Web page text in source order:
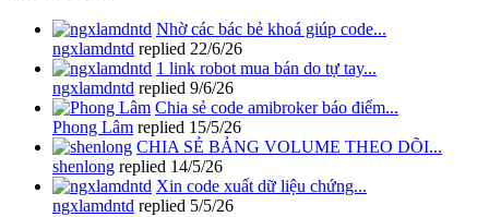
Nhờ các bác bẻ khoá giúp code...
ngxlamdntd replied 22/6/26
1 link robot mua bán do tự tay...
ngxlamdntd replied 9/6/26
Chia sẻ code amibroker báo điểm...
Phong Lâm replied 15/5/26
CHIA SẺ BẢNG VOLUME THEO DÕI...
shenlong replied 14/5/26
Xin code xuất dữ liệu chứng...
ngxlamdntd replied 5/5/26